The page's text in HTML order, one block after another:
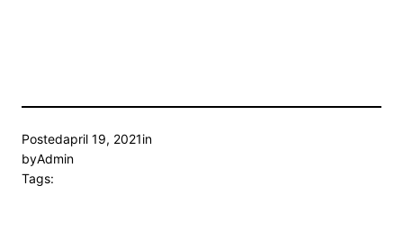
Postedapril 19, 2021in
byAdmin
Tags: